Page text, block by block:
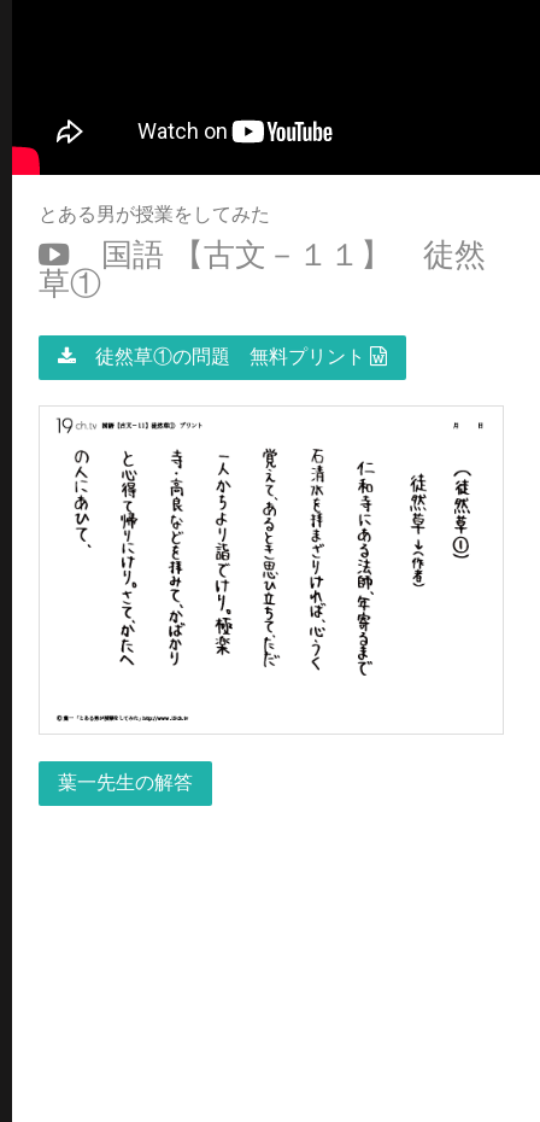
とある男が授業をしてみた
国語 【古文－１１】 徒然
草①
徒然草①の問題 無料プリント
葉一先生の解答